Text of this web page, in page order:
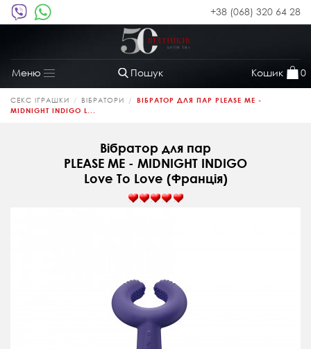
+38 (068) 320 64 28
Пошук Кошик 0
Меню
Toggle
navigation
СЕКС ІГРАШКИ ВІБРАТОРИ
ВІБРАТОР ДЛЯ ПАР PLEASE ME -
MIDNIGHT INDIGO L...
Вібратор для пар
PLEASE ME - MIDNIGHT INDIGO
Love To Love (Франція)